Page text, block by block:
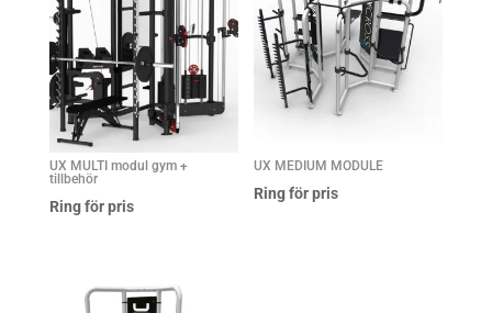
UX MULTI modul gym +
tillbehör
Ring för pris
UX MEDIUM MODULE
Ring för pris